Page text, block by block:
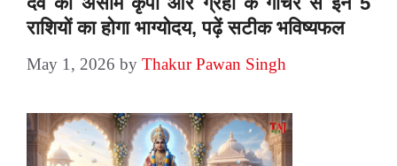
राशियों का होगा भाग्योदय, पढ़ें सटीक भविष्यफल
May 1, 2026 by Thakur Pawan Singh